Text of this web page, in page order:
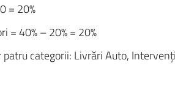
= 20%
= 40% – 20% = 20%
categorii: Livrări Auto,